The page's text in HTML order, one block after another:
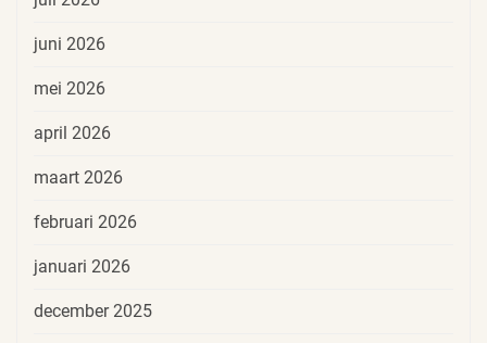
juni 2026
mei 2026
april 2026
maart 2026
februari 2026
januari 2026
december 2025